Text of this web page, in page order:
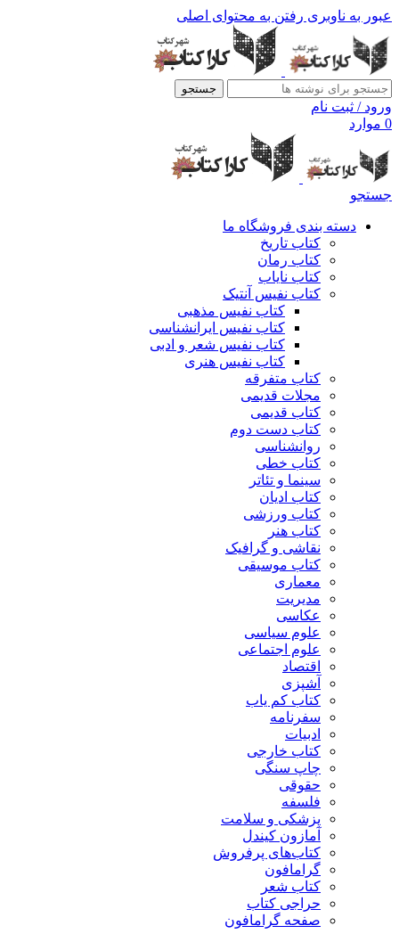
عبور به ناوبری رفتن به محتوای اصلی
جستجو
ورود / ثبت نام
0 موارد
جستجو
دسته بندی فروشگاه ما
کتاب تاریخ
کتاب رمان
کتاب نایاب
کتاب نفیس آنتیک
کتاب نفیس مذهبی
کتاب نفیس ایرانشناسی
کتاب نفیس شعر و ادبی
کتاب نفیس هنری
کتاب متفرقه
مجلات قدیمی
کتاب قدیمی
کتاب دست دوم
روانشناسی
کتاب خطی
سینما و تئاتر
کتاب ادیان
کتاب ورزشی
کتاب هنر
نقاشی و گرافیک
کتاب موسیقی
معماری
مدیریت
عکاسی
علوم سیاسی
علوم اجتماعی
اقتصاد
آشپزی
کتاب کم یاب
سفرنامه
ادبیات
کتاب خارجی
چاپ سنگی
حقوقی
فلسفه
پزشکی و سلامت
آمازون کیندل
کتاب‌های پرفروش
گرامافون
کتاب شعر
حراجی کتاب
صفحه گرامافون